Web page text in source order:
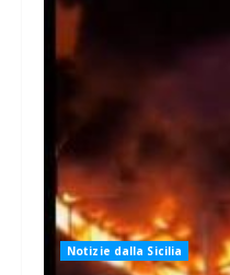
Notizie dalla Sicilia